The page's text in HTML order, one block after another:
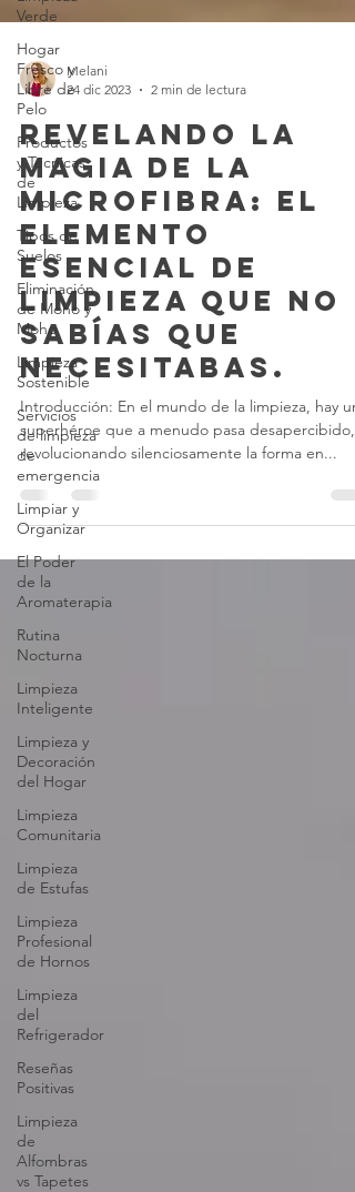
Verde
Hogar
Fresco y
Libre de
Pelo
Productos
y Técnicas
de
Limpieza
Tipos de
Suelos
Eliminación
de Moho y
Moho
Limpieza
Sostenible
Servicios
de limpieza
de
emergencia
Limpiar y
Organizar
El Poder
de la
Aromaterapia
Rutina
Nocturna
Limpieza
Inteligente
Limpieza y
Decoración
del Hogar
Limpieza
Comunitaria
Limpieza
de Estufas
Limpieza
Profesional
de Hornos
Limpieza
del
Refrigerador
Reseñas
Positivas
Limpieza
de
Alfombras
vs Tapetes
24 dic 2023
2 min de lectura
Revelando la
Magia de la
Microfibra: El
Elemento
Esencial de
Limpieza que no
Sabías que
Necesitabas.
Introducción: En el mundo de la limpieza, hay un
superhéroe que a menudo pasa desapercibido,
revolucionando silenciosamente la forma en...